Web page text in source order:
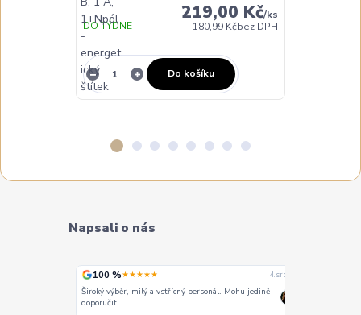
219,00 Kč/ks
180,99 Kčbez DPH
DO TÝDNE
Do košíku
Napsali o nás
100 %★★★★★ 4. srpna
Široký výběr, milý a vstřícný personál. Mohu jedině
doporučit.